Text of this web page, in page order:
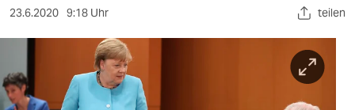
sport
nord
23.6.2020 9:18 Uhr teilen